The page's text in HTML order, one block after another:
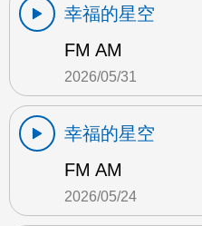
幸福的星空
FM AM
2026/05/31
幸福的星空
FM AM
2026/05/24